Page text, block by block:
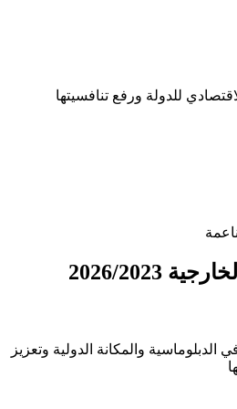
للدولة ورفع تنافسيتها
2026/2023
والمكانة الدولية وتعزيز